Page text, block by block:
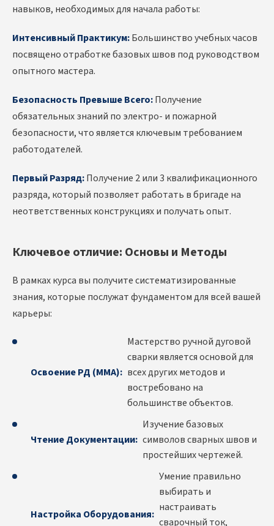
навыков, необходимых для начала работы:
Интенсивный Практикум:Большинство учебных часов
посвящено отработке базовых швов под руководством
опытного мастера.
Безопасность Превыше Всего:Получение
обязательных знаний по электро- и пожарной
безопасности, что является ключевым требованием
работодателей.
Первый Разряд:Получение 2 или 3 квалификационного
разряда, который позволяет работать в бригаде на
неответственных конструкциях и получать опыт.
Ключевое отличие: Основы и Методы
В рамках курса вы получите систематизированные
знания, которые послужат фундаментом для всей вашей
карьеры:
Освоение РД (MMA):
Мастерство ручной дуговой
сварки является основой для
всех других методов и
востребовано на
большинстве объектов.
Чтение Документации:
Изучение базовых
символов сварных швов и
простейших чертежей.
Настройка Оборудования:
Умение правильно
выбирать и
настраивать
сварочный ток,